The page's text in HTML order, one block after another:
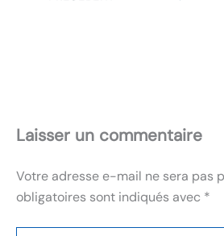
Laisser un commentaire
Votre adresse e-mail ne sera pas
obligatoires sont indiqués avec *